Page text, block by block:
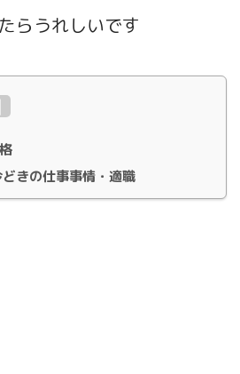
らうれしいです
どきの仕事事情・適職